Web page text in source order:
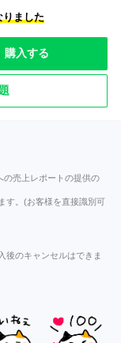
りました
購入する
の売上レポートの提供の
す。(お客様を直接識別可
後のキャンセルはできま